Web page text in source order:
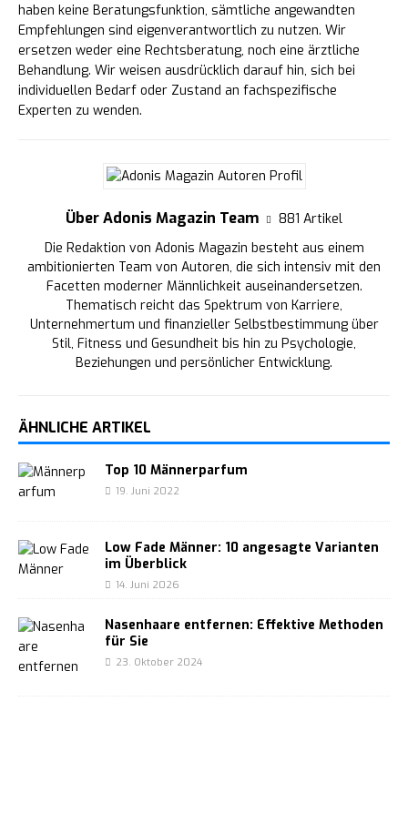
haben keine Beratungsfunktion, sämtliche angewandten
Empfehlungen sind eigenverantwortlich zu nutzen. Wir
ersetzen weder eine Rechtsberatung, noch eine ärztliche
Behandlung. Wir weisen ausdrücklich darauf hin, sich bei
individuellen Bedarf oder Zustand an fachspezifische
Experten zu wenden.
Über Adonis Magazin Team
881 Artikel
Die Redaktion von Adonis Magazin besteht aus einem
ambitionierten Team von Autoren, die sich intensiv mit den
Facetten moderner Männlichkeit auseinandersetzen.
Thematisch reicht das Spektrum von Karriere,
Unternehmertum und finanzieller Selbstbestimmung über
Stil, Fitness und Gesundheit bis hin zu Psychologie,
Beziehungen und persönlicher Entwicklung.
ÄHNLICHE ARTIKEL
Top 10 Männerparfum
19. Juni 2022
Low Fade Männer: 10 angesagte Varianten
im Überblick
14. Juni 2026
Nasenhaare entfernen: Effektive Methoden
für Sie
23. Oktober 2024